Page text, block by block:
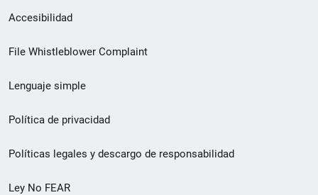
Menú
de
de
pie
de
página
Accesibilidad
File Whistleblower Complaint
Lenguaje simple
Política de privacidad
Políticas legales y descargo de responsabilidad
Ley No FEAR